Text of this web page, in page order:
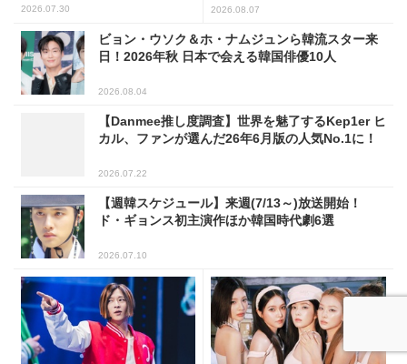
2026.07.30 2026.08.07
ビョン・ウソク＆ホ・ナムジュンら韓流スター来
日！2026年秋 日本で会える韓国俳優10人
2026.08.04
【Danmee推し度調査】世界を魅了するKep1er ヒ
カル、ファンが選んだ26年6月版の人気No.1に！
2026.07.22
【週韓スケジュール】来週(7/13～)放送開始！
ド・ギョンス初主演作ほか韓国時代劇6選
2026.07.10